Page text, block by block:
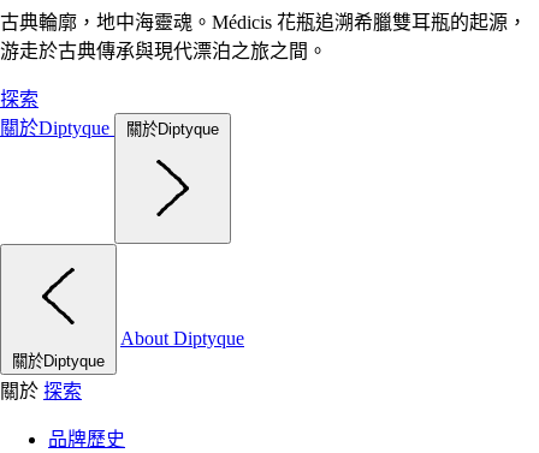
古典輪廓，地中海靈魂。Médicis 花瓶追溯希臘雙耳瓶的起源，
游走於古典傳承與現代漂泊之旅之間。
探索
關於Diptyque
關於Diptyque
關於Diptyque
About Diptyque
關於 探索
品牌歷史